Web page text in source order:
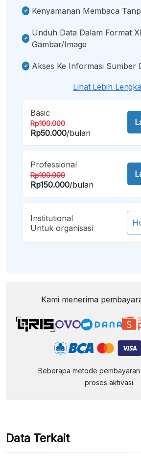
Kenyamanan Membaca
Unduh Data Dalam Format
Gambar/image
Akses Ke Informasi Sumber
Lihat Lebih
Basic
Rp100.000
Rp50.000/bulan
Professional
Rp100.000
Rp150.000/bulan
Institutional
Untuk organisasi
Kami menerima
Beberapa metode pembayaran
proses aktivasi.
Data Terkait